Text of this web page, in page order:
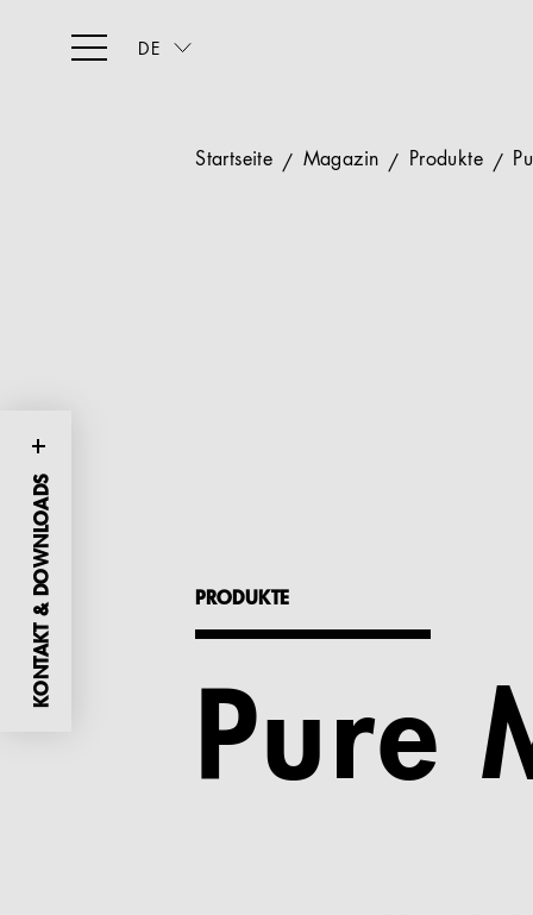
DE
KONTAKT & DOWNLOADS
Startseite Magazin Produkte
PRODUKTE
Pure